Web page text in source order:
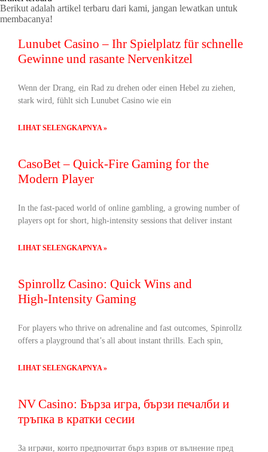
Berikut adalah artikel terbaru dari kami, jangan lewatkan untuk
membacanya!
Lunubet Casino – Ihr Spielplatz für schnelle
Gewinne und rasante Nervenkitzel
Wenn der Drang, ein Rad zu drehen oder einen Hebel zu ziehen,
stark wird, fühlt sich Lunubet Casino wie ein
LIHAT SELENGKAPNYA »
CasoBet – Quick‑Fire Gaming for the
Modern Player
In the fast‑paced world of online gambling, a growing number of
players opt for short, high‑intensity sessions that deliver instant
LIHAT SELENGKAPNYA »
Spinrollz Casino: Quick Wins and
High‑Intensity Gaming
For players who thrive on adrenaline and fast outcomes, Spinrollz
offers a playground that’s all about instant thrills. Each spin,
LIHAT SELENGKAPNYA »
NV Casino: Бърза игра, бързи печалби и
тръпка в кратки сесии
За играчи, които предпочитат бърз взрив от вълнение пред